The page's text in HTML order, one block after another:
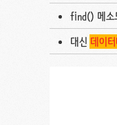
find() 메소
대신 데이